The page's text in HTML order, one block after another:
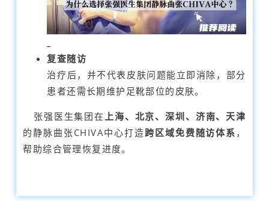
复查随访
治疗后，并不代表皮肤问题能立即消除，部分
患者还需长期维护足靴部位的皮肤。
张强医生集团在 上海、北京、深圳、济南、天津
的静脉曲张CHIVA中心打造跨区域免费随访体系 ，
帮助综合管理恢复进度。